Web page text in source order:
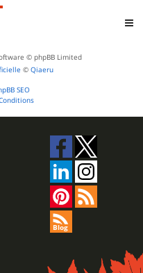
© phpBB Limited
© Qiaeru
SEO